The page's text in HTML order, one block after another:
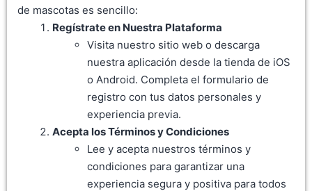
de mascotas es sencillo:
Regístrate en Nuestra Plataforma
Visita nuestro sitio web o descarga
nuestra aplicación desde la tienda de iOS
o Android. Completa el formulario de
registro con tus datos personales y
experiencia previa.
Acepta los Términos y Condiciones
Lee y acepta nuestros términos y
condiciones para garantizar una
experiencia segura y positiva para todos